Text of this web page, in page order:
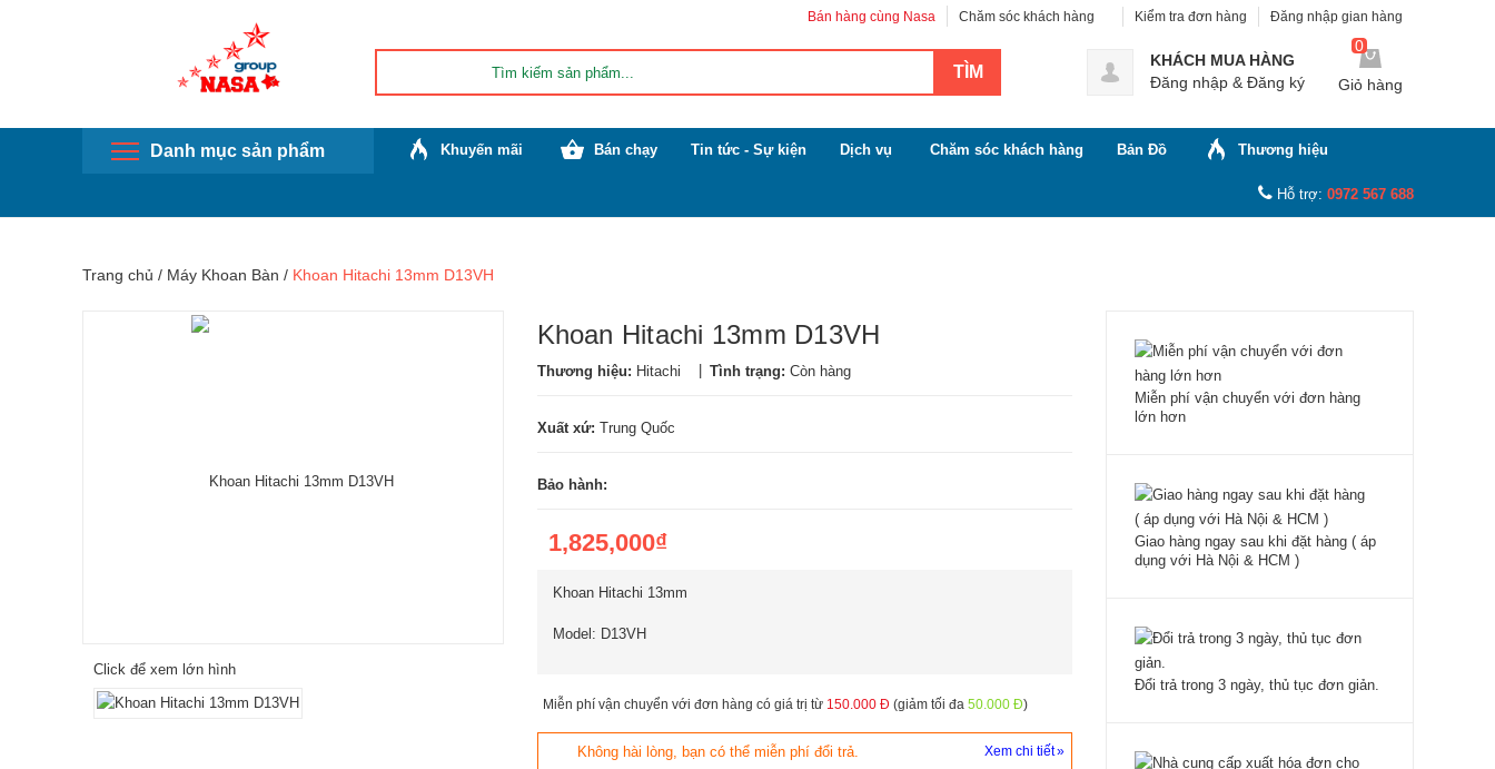
Bán hàng cùng Nasa Chăm sóc khách hàng Kiểm tra đơn hàng Đăng nhập gian hàng
0
Giỏ hàng
KHÁCH MUA HÀNG
Đăng nhập& Đăng ký
Danh mục sản phẩm Khuyến mãi Bán chạy Tin tức - Sự kiện Dịch vụ Chăm sóc khách hàng Bản Đồ Thương hiệu
Hỗ trợ: 0972 567 688
Trang chủ / Máy Khoan Bàn / Khoan Hitachi 13mm D13VH
Click để xem lớn hình
Khoan Hitachi 13mm D13VH
Thương hiệu: Hitachi Tình trạng: Còn hàng
Xuất xứ: Trung Quốc
Bảo hành:
1,825,000₫
Khoan Hitachi 13mm
Model: D13VH
Miễn phí vận chuyển với đơn hàng có giá trị từ 150.000 Đ (giảm tối đa 50.000 Đ)
Không hài lòng, bạn có thể miễn phí đổi trả. Xem chi tiết
Miễn phí vận chuyển với đơn hàng
lớn hơn
Giao hàng ngay sau khi đặt hàng ( áp
dụng với Hà Nội & HCM )
Đổi trả trong 3 ngày, thủ tục đơn giản.